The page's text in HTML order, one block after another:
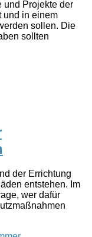
und Projekte der
und in einem
sollen. Die
sollten
der Errichtung
entstehen. Im
wer dafür